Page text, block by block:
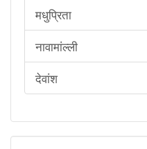
मधुप्रिता
नावामांल्ली
देवांश